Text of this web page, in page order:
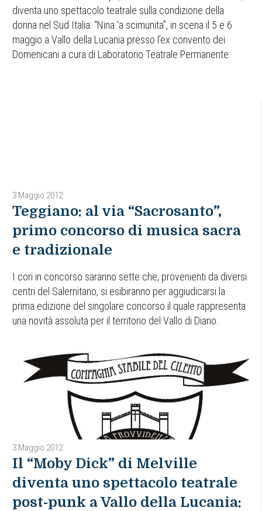
diventa uno spettacolo teatrale sulla condizione della
donna nel Sud Italia: “Nina ‘a scimunita”, in scena il 5 e 6
maggio a Vallo della Lucania presso l’ex convento dei
Domenicani a cura di Laboratorio Teatrale Permanente.
3 Maggio 2012
Teggiano: al via “Sacrosanto”,
primo concorso di musica sacra
e tradizionale
I cori in concorso saranno sette che, provenienti da diversi
centri del Salernitano, si esibiranno per aggiudicarsi la
prima edizione del singolare concorso il quale rappresenta
una novità assoluta per il territorio del Vallo di Diano.
3 Maggio 2012
Il “Moby Dick” di Melville
diventa uno spettacolo teatrale
post-punk a Vallo della Lucania: